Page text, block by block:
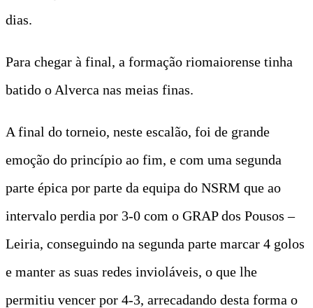
dias.
Para chegar à final, a formação riomaiorense tinha
batido o Alverca nas meias finas.
A final do torneio, neste escalão, foi de grande
emoção do princípio ao fim, e com uma segunda
parte épica por parte da equipa do NSRM que ao
intervalo perdia por 3-0 com o GRAP dos Pousos –
Leiria, conseguindo na segunda parte marcar 4 golos
e manter as suas redes invioláveis, o que lhe
permitiu vencer por 4-3, arrecadando desta forma o